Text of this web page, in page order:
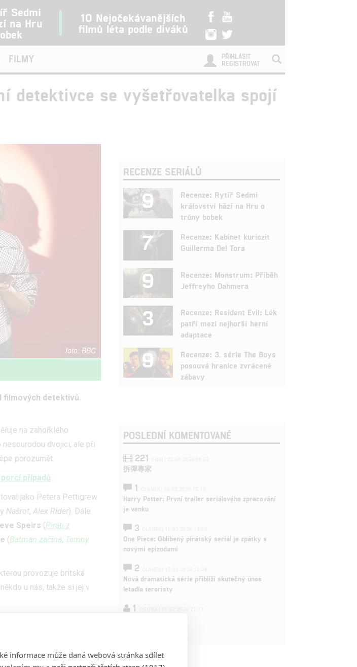
Sedmi
na Hru
10 Nejočekávanějších
filmů léta podle diváků
FILMY
PŘIHLÁSIT
REGISTROVAT
detektivce se vyšetřovatelka spojí
BBC
filmových detektivů.
na zahořklého
dvojici, ale při
porozumět.
případů
jako Petera Pettigrew
Našrot, Alex Rider). Dále
Speirs (Piráti z
(Batman začíná, Temný
provozuje britská
u nás, takže si jej v
RECENZE SERIÁLŮ
9
Recenze: Rytíř Sedmi
království hází na Hru o
trůny bobek
7
Recenze: Kabinet kuriozit
Guillerma Del Tora
9
Recenze: Monstrum: Příběh
Jeffreyho Dahmera
3
Recenze: Resident Evil: Lék
patří mezi nejhorší herní
adaptace
9
Recenze: 3. série The Boys
posouvá hranice zvrácené
zábavy
POSLEDNÍ KOMENTOVANÉ
221
拆彈專家
1
Harry Potter: První trailer seriálového zpracování
je venku
3
One Piece: Oblíbený pirátský seriál je zpátky s
novými epizodami
2
Nová dramatická série přiblíží skutečný únos
letadla teroristy
1
informace může daná webová stránka sdílet